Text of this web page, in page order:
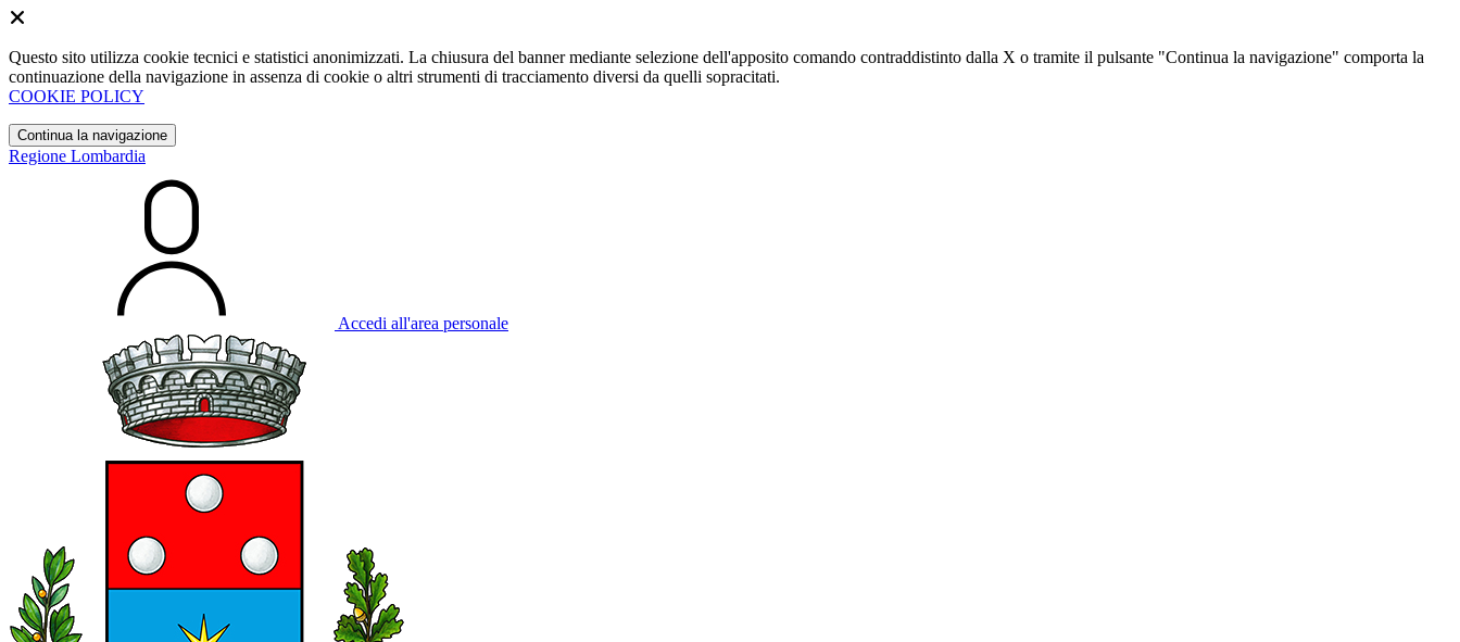
Questo sito utilizza cookie tecnici e statistici anonimizzati. La chiusura del banner mediante selezione dell'apposito comando contraddistinto dalla X o tramite il pulsante "Continua la navigazione" comporta la
continuazione della navigazione in assenza di cookie o altri strumenti di tracciamento diversi da quelli sopracitati.
COOKIE POLICY
Continua la navigazione
Regione Lombardia
Accedi all'area personale